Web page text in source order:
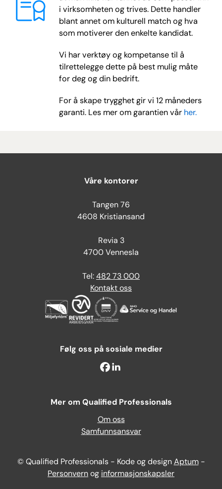
i virksomheten og trives. Dette handler
blant annet om kulturell match og hva
som motiverer den enkelte kandidat.
Vi har verktøy og kompetanse til å
tilrettelegge dette på best mulig måte
for deg og din bedrift.
For å skape trygghet gir vi 12 måneders
garanti. Les mer om garantien vår her.
Våre kontorer
Tangen 76
4608 Kristiansand
Revia 3
4700 Vennesla
Tel: 482 73 000
Kontakt oss
Følg oss på sosiale medier
Mer om Qualified Professionals
Om oss
Samfunnsansvar
© Qualified Professionals - Kode og design Aptum-
Personvern og informasjonskapsler